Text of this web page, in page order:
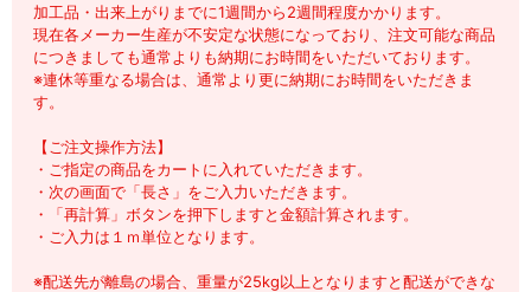
加工品・出来上がりまでに1週間から2週間程度かかります。
現在各メーカー生産が不安定な状態になっており、注文可能な商品
につきましても通常よりも納期にお時間をいただいております。
※連休等重なる場合は、通常より更に納期にお時間をいただきま
す。
【ご注文操作方法】
・ご指定の商品をカートに入れていただきます。
・次の画面で「長さ」をご入力いただきます。
・「再計算」ボタンを押下しますと金額計算されます。
・ご入力は１ｍ単位となります。
※配送先が離島の場合、重量が25kg以上となりますと配送ができな